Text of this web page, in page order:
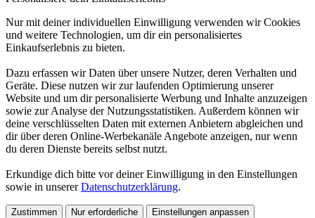
Nur mit deiner individuellen Einwilligung verwenden wir Cookies
und weitere Technologien, um dir ein personalisiertes
Einkaufserlebnis zu bieten.
Dazu erfassen wir Daten über unsere Nutzer, deren Verhalten und
Geräte. Diese nutzen wir zur laufenden Optimierung unserer
Website und um dir personalisierte Werbung und Inhalte anzuzeigen
sowie zur Analyse der Nutzungsstatistiken. Außerdem können wir
deine verschlüsselten Daten mit externen Anbietern abgleichen und
dir über deren Online-Werbekanäle Angebote anzeigen, nur wenn
du deren Dienste bereits selbst nutzt.
Erkundige dich bitte vor deiner Einwilligung in den Einstellungen
sowie in unsererDatenschutzerklärung.
Zustimmen Nur erforderliche Einstellungen anpassen